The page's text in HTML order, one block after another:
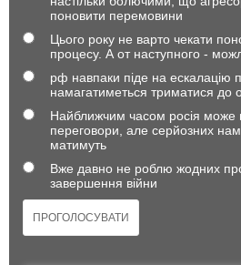
поновити перемовини
Цього року не варто чекати
процесу. А от наступного -
рф навпаки піде на ескалацію
намагатиметься триматися до
Найближчим часом росія може
переговори, але серйозних
матимуть
Вже давно не роблю жодних
завершення війни